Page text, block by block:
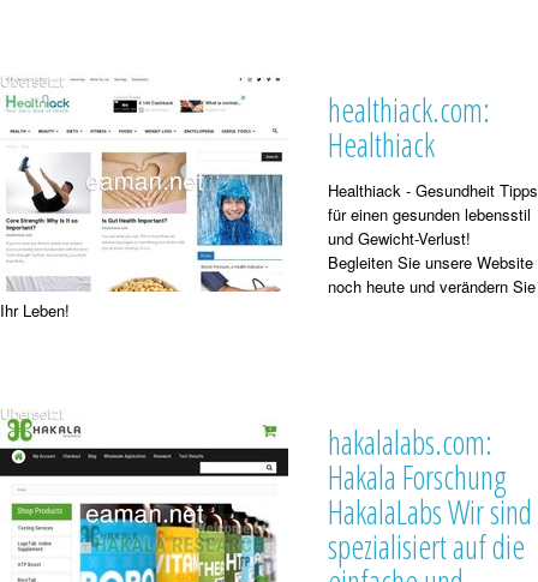
healthiack.com:
Healthiack
Healthiack - Gesundheit Tipps
für einen gesunden lebensstil
und Gewicht-Verlust!
Begleiten Sie unsere Website
noch heute und verändern Sie
Ihr Leben!
hakalalabs.com:
Hakala Forschung
HakalaLabs Wir sind
spezialisiert auf die